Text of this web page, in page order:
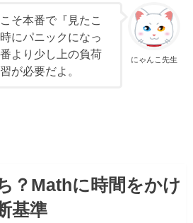
にゃんこ先生
そ本番で『見たこ
にパニックになっ
より少し上の負荷
が必要だよ。
？Mathに時間をかけ
基準